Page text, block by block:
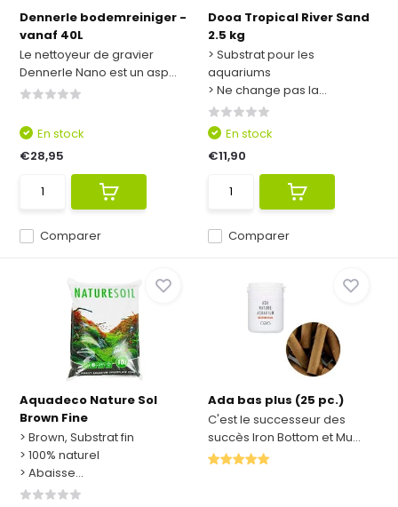
Dennerle bodemreiniger -
vanaf 40L
Le nettoyeur de gravier
Dennerle Nano est un asp...
Comparer
En stock
€28,95
Dooa Tropical River Sand
2.5 kg
> Substrat pour les
aquariums
> Ne change pas la...
Comparer
En stock
€11,90
Aquadeco Nature Sol
Brown Fine
> Brown, Substrat fin
> 100% naturel
> Abaisse...
Ada bas plus (25 pc.)
C'est le successeur des
succès Iron Bottom et Mu...